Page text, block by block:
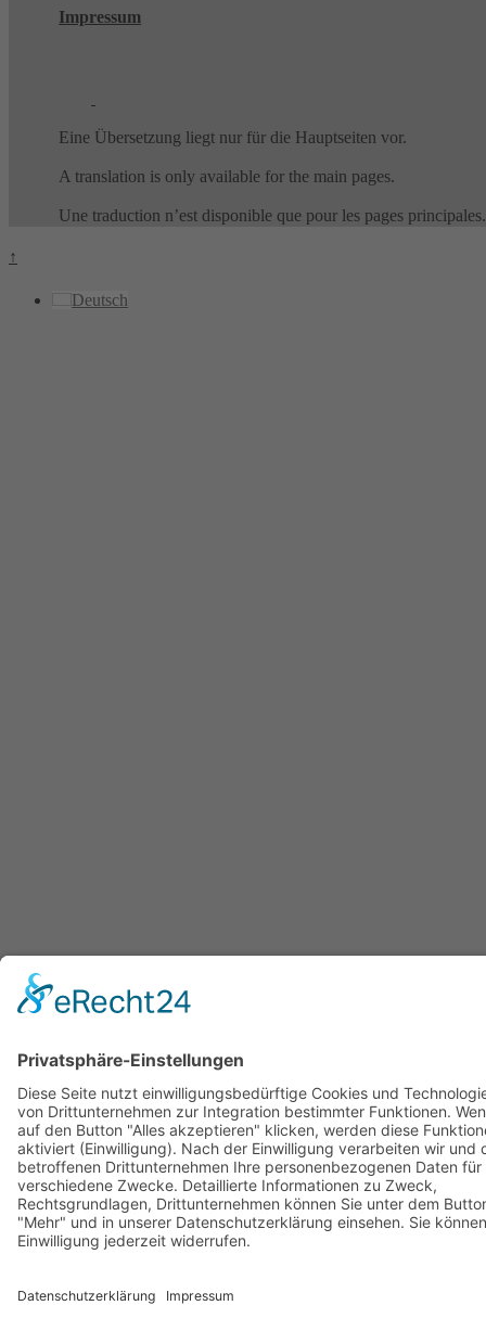
Impressum
Eine Übersetzung liegt nur für die Hauptseiten vor.
A translation is only available for the main pages.
Une traduction n’est disponible que pour les pages principales.
↑
Deutsch